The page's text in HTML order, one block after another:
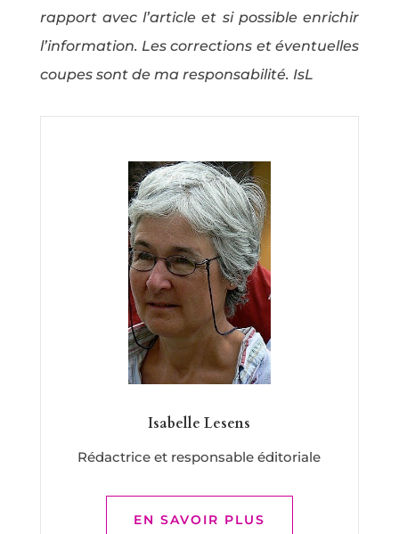
rapport avec l’article et si possible enrichir
l’information. Les corrections et éventuelles
coupes sont de ma responsabilité. IsL
Isabelle Lesens
Rédactrice et responsable éditoriale
EN SAVOIR PLUS